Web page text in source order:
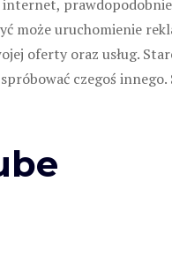
uruchomienie
oferty oraz usług.
czegoś